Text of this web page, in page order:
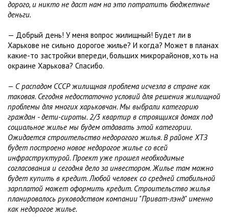
дорого, и никто не даст нам на это потратить бюджетные
деньги.
— Добрый день! У меня вопрос жилищный! Будет ли в
Харькове не сильно дорогое жилье? И когда? Может в планах
какие-то застройки впереди, больших микрорайонов, хоть на
окраине Харькова? Спасибо.
— С распадом СССР жилищная проблема исчезла в стране как
таковая. Сегодня недостаточно условий для решения жилищной
проблемы для многих харьковчан. Мы выбрали категорию
граждан - дети-сироты. 2/3 квартир в строящихся домах под
социальное жилье мы будем отдавать этой категории.
Ожидается строительство недорогого жилья. В районе ХТЗ
будет построено новое недорогое жилье со всей
инфраструктурой. Проект уже прошел необходимые
согласования и сегодня дело за инвестором. Жилье там можно
будет купить в кредит. Любой человек со средней стабильной
зарплатой может оформить кредит. Строительство жилья
планировалось руководством компании "Приват-лэнд" именно
как недорогое жилье.